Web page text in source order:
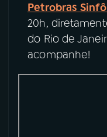
PODCASTS
06VIDEOCASTS
Petrobras
20h,
do Rio de
acompanhe!